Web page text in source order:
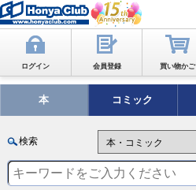
ログイン 会員登録 買い物かご
本 コミック
検索